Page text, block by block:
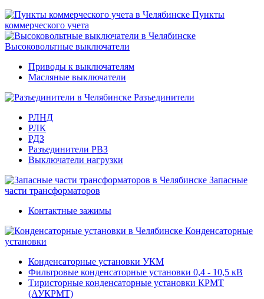
Пункты
коммерческого учета
Высоковольтные выключатели
Приводы к выключателям
Масляные выключатели
Разъединители
РЛНД
РЛК
РДЗ
Разъединители РВЗ
Выключатели нагрузки
Запасные
части трансформаторов
Контактные зажимы
Конденсаторные
установки
Конденсаторные установки УКМ
Фильтровые конденсаторные установки 0,4 - 10,5 кВ
Тиристорные конденсаторные установки КРМТ
(АУКРМТ)